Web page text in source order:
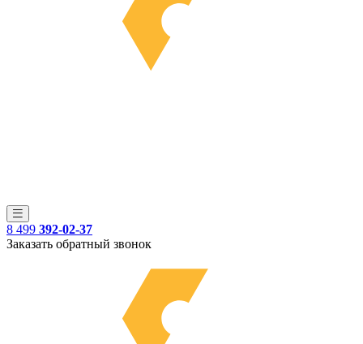
8 499 392-02-37
Заказать обратный звонок